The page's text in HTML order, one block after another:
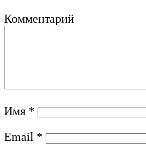
Комментарий
Имя *
Email *